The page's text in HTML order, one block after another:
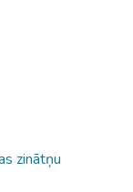
zinātņu